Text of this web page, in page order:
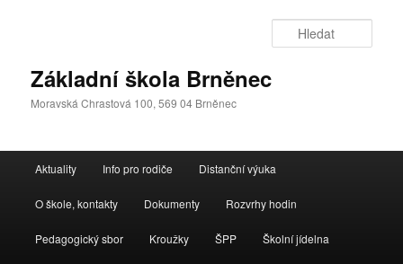
Základní škola Brněnec
Moravská Chrastová 100, 569 04 Brněnec
navigační
Aktuality Info pro rodiče Distanční výuka
O škole, kontakty Dokumenty Rozvrhy hodin
Pedagogický sbor Kroužky ŠPP Školní jídelna